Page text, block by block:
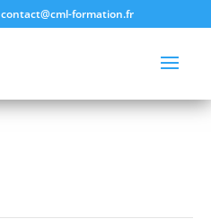
contact@cml-formation.fr